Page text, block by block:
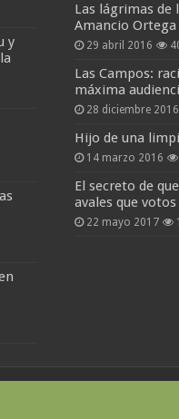
y
Las lágrimas de
Amancio Ortega
29 abril 2016
Las Campos:
máxima
28 diciembre 2016
Hijo de una
14 marzo 2016
El secreto de
avales que votos
22 mayo 2017